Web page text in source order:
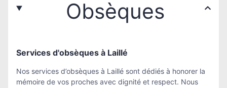
Obsèques
Services d'obsèques à Laillé
Nos services d’obsèques à Laillé sont dédiés à honorer la
mémoire de vos proches avec dignité et respect. Nous